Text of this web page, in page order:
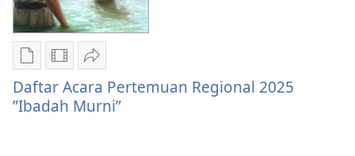
2026 2026
Pilihan
download
publikasi
Pilihan
download
video
Bagikan
Daftar
Acara
Daftar Acara Pertemuan Regional 2025
”Ibadah Murni”